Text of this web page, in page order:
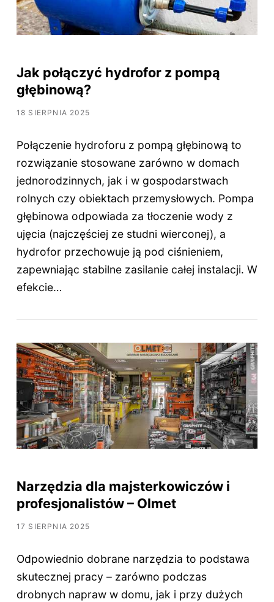
Jak połączyć hydrofor z pompą
głębinową?
18 SIERPNIA 2025
Połączenie hydroforu z pompą głębinową to
rozwiązanie stosowane zarówno w domach
jednorodzinnych, jak i w gospodarstwach
rolnych czy obiektach przemysłowych. Pompa
głębinowa odpowiada za tłoczenie wody z
ujęcia (najczęściej ze studni wierconej), a
hydrofor przechowuje ją pod ciśnieniem,
zapewniając stabilne zasilanie całej instalacji. W
efekcie…
Narzędzia dla majsterkowiczów i
profesjonalistów – Olmet
17 SIERPNIA 2025
Odpowiednio dobrane narzędzia to podstawa
skutecznej pracy – zarówno podczas
drobnych napraw w domu, jak i przy dużych